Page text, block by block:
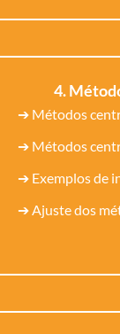
4.
➔ Métodos
➔ Métodos
➔ Exemplos de
➔ Ajuste dos